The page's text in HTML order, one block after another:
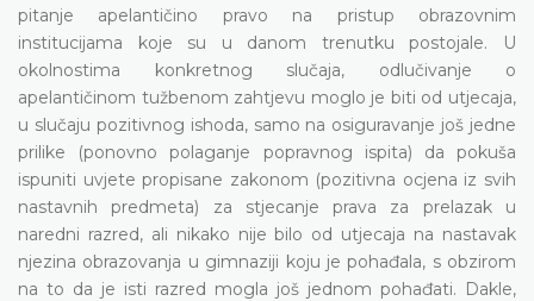
pitanje apelantičino pravo na pristup obrazovnim
institucijama koje su u danom trenutku postojale. U
okolnostima konkretnog slučaja, odlučivanje o
apelantičinom tužbenom zahtjevu moglo je biti od utjecaja,
u slučaju pozitivnog ishoda, samo na osiguravanje još jedne
prilike (ponovno polaganje popravnog ispita) da pokuša
ispuniti uvjete propisane zakonom (pozitivna ocjena iz svih
nastavnih predmeta) za stjecanje prava za prelazak u
naredni razred, ali nikako nije bilo od utjecaja na nastavak
njezina obrazovanja u gimnaziji koju je pohađala, s obzirom
na to da je isti razred mogla još jednom pohađati. Dakle,